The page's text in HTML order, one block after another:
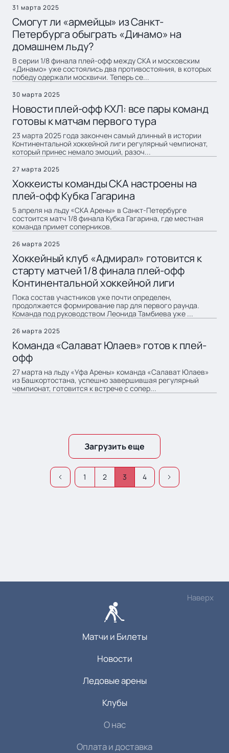
31 марта 2025
Смогут ли «армейцы» из Санкт-
Петербурга обыграть «Динамо» на
домашнем льду?
В серии 1/8 финала плей-офф между СКА и московским
«Динамо» уже состоялись два противостояния, в которых
победу одержали москвичи. Теперь се...
30 марта 2025
Новости плей-офф КХЛ: все пары команд
готовы к матчам первого тура
23 марта 2025 года закончен самый длинный в истории
Континентальной хоккейной лиги регулярный чемпионат,
который принес немало эмоций, разоч...
27 марта 2025
Хоккеисты команды СКА настроены на
плей-офф Кубка Гагарина
5 апреля на льду «СКА Арены» в Санкт-Петербурге
состоится матч 1/8 финала Кубка Гагарина, где местная
команда примет соперников.
26 марта 2025
Хоккейный клуб «Адмирал» готовится к
старту матчей 1/8 финала плей-офф
Континентальной хоккейной лиги
Пока состав участников уже почти определен,
продолжается формирование пар для первого раунда.
Команда под руководством Леонида Тамбиева уже ...
26 марта 2025
Команда «Салават Юлаев» готов к плей-
офф
27 марта на льду «Уфа Арены» команда «Салават Юлаев»
из Башкортостана, успешно завершившая регулярный
чемпионат, готовится к встрече с сопер...
Загрузить еще
1 2 3 4
Наверх
Матчи и Билеты
Новости
Ледовые арены
Клубы
О нас
Оплата и доставка